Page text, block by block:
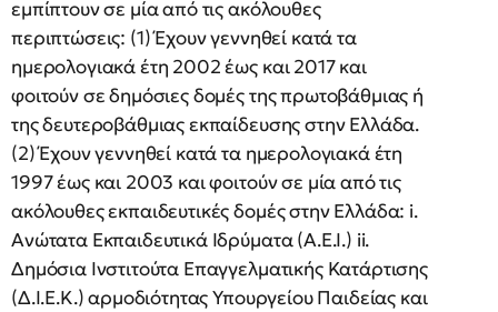
εμπίπτουν σε μία από τις ακόλουθες
περιπτώσεις: (1) Έχουν γεννηθεί κατά τα
ημερολογιακά έτη 2002 έως και 2017 και
φοιτούν σε δημόσιες δομές της πρωτοβάθμιας ή
της δευτεροβάθμιας εκπαίδευσης στην Ελλάδα.
(2) Έχουν γεννηθεί κατά τα ημερολογιακά έτη
1997 έως και 2003 και φοιτούν σε μία από τις
ακόλουθες εκπαιδευτικές δομές στην Ελλάδα: i.
Ανώτατα Εκπαιδευτικά Ιδρύματα (Α.Ε.Ι.) ii.
Δημόσια Ινστιτούτα Επαγγελματικής Κατάρτισης
(Δ.Ι.Ε.Κ.) αρμοδιότητας Υπουργείου Παιδείας και